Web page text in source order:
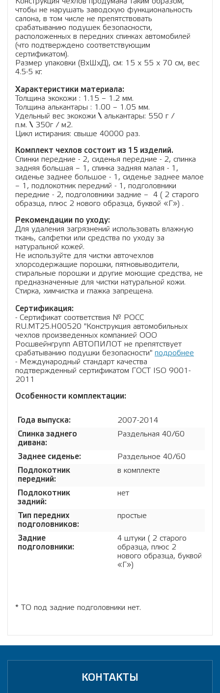
чтобы не нарушать заводскую функциональность
салона, в том числе не препятствовать
срабатыванию подушек безопасности,
расположенных в передних спинках автомобилей
(что подтверждено соответствующим
сертификатом).
Размер упаковки (ВхШхД), см: 15 x 55 x 70 см, вес
4.5-5 кг.
Характеристики материала:
Толщина экокожи : 1.15 – 1.2 мм.
Толщина алькантары : 1.00 – 1.05 мм.
Удельный вес экокожи \алькантары: 550 г /
п.м. \350г / м2.
Цикл истирания: свыше 40000 раз.
Комплект чехлов состоит из 15 изделий.
Спинки передние - 2, сиденья передние - 2, спинка
задняя большая – 1, спинка задняя малая - 1,
сиденье заднее большое - 1, сиденье заднее малое
– 1, подлокотник передний - 1, подголовники
передние - 2, подголовники задние – 4 ( 2 старого
образца, плюс 2 нового образца, буквой «Г») .
Рекомендации по уходу:
Для удаления загрязнений использовать влажную
ткань, салфетки или средства по уходу за
натуральной кожей.
Не используйте для чистки авточехлов
хлорсодержащие порошки, пятновыводители,
стиральные порошки и другие моющие средства, не
предназначенные для чистки натуральной кожи.
Стирка, химчистка и глажка запрещена.
Сертификация:
- Сертификат соответствия № РОСС
RU.МТ25.Н00520 "Конструкция автомобильных
чехлов произведенных компанией ООО
Росшвейнгрупп АВТОПИЛОТ не препятствует
срабатыванию подушки безопасности" подробнее
- Международный стандарт качества
подтвержденный сертификатом ГОСТ ISO 9001-
2011
Особенности комплектации:
Года выпуска:
2007-2014
Спинка заднего
дивана:
Раздельная 40/60
Заднее сиденье:
Раздельное 40/60
Подлокотник
передний:
в комплекте
Подлокотник
задний:
нет
Тип передних
подголовников:
простые
Задние
подголовники:
4 штуки ( 2 старого
образца, плюс 2
нового образца, буквой
«Г»)
* ТО под задние подголовники нет.
КОНТАКТЫ